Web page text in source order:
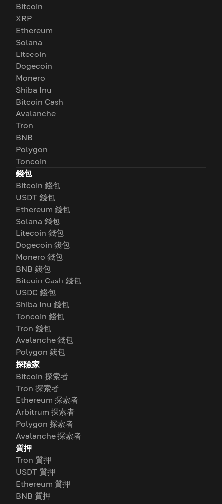
Bitcoin
XRP
Ethereum
Solana
Litecoin
Dogecoin
Monero
Shiba Inu
Bitcoin Cash
Avalanche
Tron
BNB
Polygon
Toncoin
錢包
Bitcoin 錢包
USDT 錢包
Ethereum 錢包
Solana 錢包
Litecoin 錢包
Dogecoin 錢包
Monero 錢包
BNB 錢包
Bitcoin Cash 錢包
USDC 錢包
Shiba Inu 錢包
Toncoin 錢包
Tron 錢包
Avalanche 錢包
Polygon 錢包
探險家
Bitcoin 探索者
Tron 探索者
Ethereum 探索者
Arbitrum 探索者
Polygon 探索者
Avalanche 探索者
質押
Tron 質押
USDT 質押
Ethereum 質押
BNB 質押